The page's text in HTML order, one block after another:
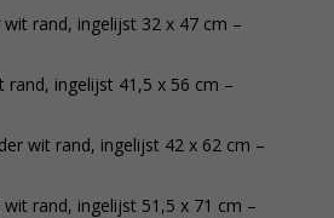
wit rand, ingelijst 32 x 47 cm –
rand, ingelijst 41,5 x 56 cm –
wit rand, ingelijst 42 x 62 cm –
rand, ingelijst 51,5 x 71 cm –